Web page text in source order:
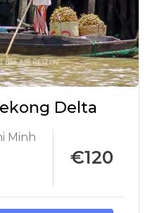
Delta
Minh
€120